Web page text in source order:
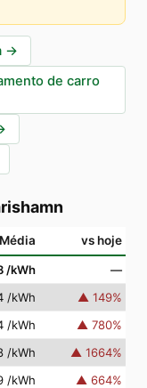
→
de carro
Média vs hoje
/kWh
—
/kWh ▲ 149%
/kWh ▲ 780%
/kWh ▲ 1664%
/kWh ▲ 664%